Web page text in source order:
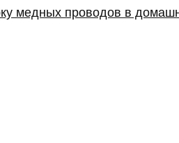
медных проводов в